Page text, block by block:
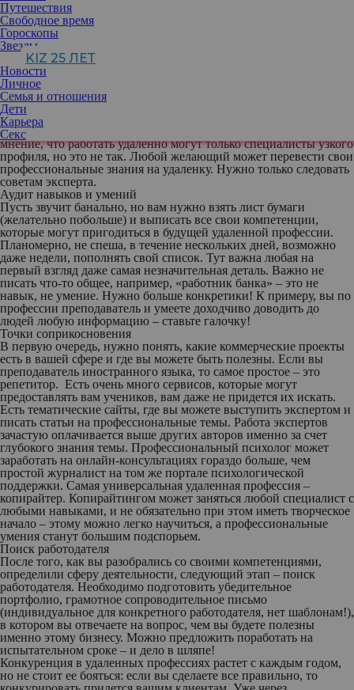
Путешествия
Свободное время
Гороскопы
Звезды
KIZ 25 ЛЕТ
Новости
Личное
Семья и отношения
Дети
Карьера
Секс
Удаленная работа – это такая форма занятости, при которой
специалист выполняет ряд задач на расстоянии при помощи
сети Интернет. Например, СММ-специалист, копирайтер,
дизайнер, программист и др. Такие специалисты зарабатывают
от 20 до 150 тысяч рублей в месяц. Эта работа обладает рядом
преимуществ: свободный график, отсутствие дресс-кода,
начальников, душного офиса, возможность увеличивать
заработок, больше уделять время семье, детям, спорту. Бытует
мнение, что работать удаленно могут только специалисты узкого
профиля, но это не так. Любой желающий может перевести свои
профессиональные знания на удаленку. Нужно только следовать
советам эксперта.
Аудит навыков и умений
Пусть звучит банально, но вам нужно взять лист бумаги
(желательно побольше) и выписать все свои компетенции,
которые могут пригодиться в будущей удаленной профессии.
Планомерно, не спеша, в течение нескольких дней, возможно
даже недели, пополнять свой список. Тут важна любая на
первый взгляд даже самая незначительная деталь. Важно не
писать что-то общее, например, «работник банка» – это не
навык, не умение. Нужно больше конкретики! К примеру, вы по
профессии преподаватель и умеете доходчиво доводить до
людей любую информацию – ставьте галочку!
Точки соприкосновения
В первую очередь, нужно понять, какие коммерческие проекты
есть в вашей сфере и где вы можете быть полезны. Если вы
преподаватель иностранного языка, то самое простое – это
репетитор. Есть очень много сервисов, которые могут
предоставлять вам учеников, вам даже не придется их искать.
Есть тематические сайты, где вы можете выступить экспертом и
писать статьи на профессиональные темы. Работа экспертов
зачастую оплачивается выше других авторов именно за счет
глубокого знания темы. Профессиональный психолог может
заработать на онлайн-консультациях гораздо больше, чем
простой журналист на том же портале психологической
поддержки. Самая универсальная удаленная профессия –
копирайтер. Копирайтингом может заняться любой специалист с
любыми навыками, и не обязательно при этом иметь творческое
начало – этому можно легко научиться, а профессиональные
умения станут большим подспорьем.
Поиск работодателя
После того, как вы разобрались со своими компетенциями,
определили сферу деятельности, следующий этап – поиск
работодателя. Необходимо подготовить убедительное
портфолио, грамотное сопроводительное письмо
(индивидуальное для конкретного работодателя, нет шаблонам!),
в котором вы отвечаете на вопрос, чем вы будете полезны
именно этому бизнесу. Можно предложить поработать на
испытательном сроке – и дело в шляпе!
Конкуренция в удаленных профессиях растет с каждым годом,
но не стоит ее бояться: если вы сделаете все правильно, то